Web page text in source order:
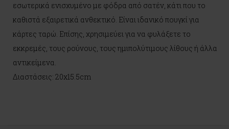
εσωτερικά ενισχυμένο με φόδρα από σατέν, κάτι που το
καθιστά εξαιρετικά ανθεκτικό. Είναι ιδανικό πουγκί για
κάρτες ταρώ. Επίσης, χρησιμεύει για να φυλάξετε το
εκκρεμές, τους ρούνους, τους ημιπολύτιμους λίθους ή άλλα
αντικείμενα.
Διαστάσεις: 20x15.5cm